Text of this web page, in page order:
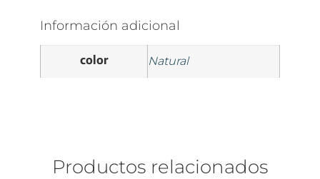
Información adicional
color Natural
Productos relacionados